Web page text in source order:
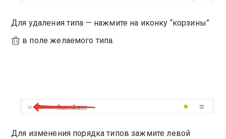
Для удаления типа — нажмите на иконку “корзины”
в поле желаемого типа.
Для изменения порядка типов зажмите левой